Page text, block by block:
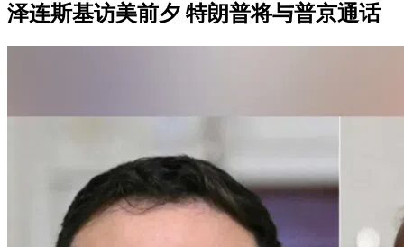
泽连斯基访美前夕 特朗普将与普京通话